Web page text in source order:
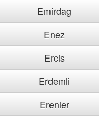
Emirdag
Enez
Ercis
Erdemli
Erenler